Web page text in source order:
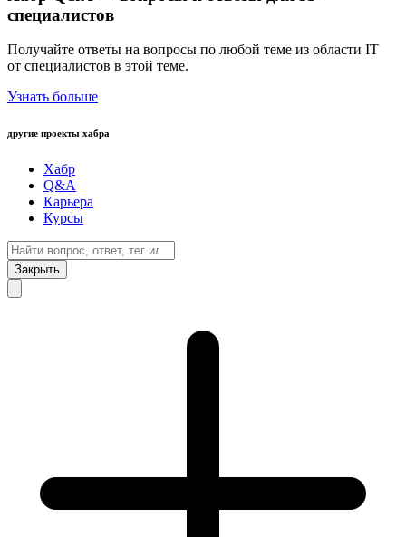
специалистов
Получайте ответы на вопросы по любой теме из области IT
от специалистов в этой теме.
Узнать больше
другие проекты хабра
Хабр
Q&A
Карьера
Курсы
Закрыть